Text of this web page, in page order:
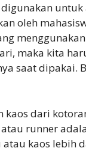
oleh
maka kita
saat dipakai.
dari
runner
kaos lebih